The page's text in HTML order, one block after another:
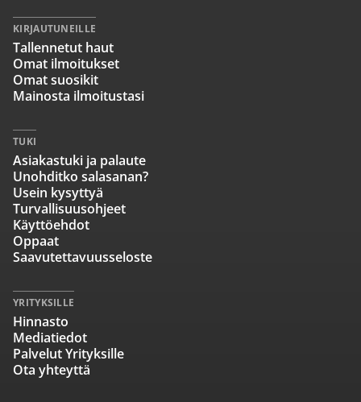
KIRJAUTUNEILLE
Tallennetut haut
Omat ilmoitukset
Omat suosikit
Mainosta ilmoitustasi
TUKI
Asiakastuki ja palaute
Unohditko salasanan?
Usein kysyttyä
Turvallisuusohjeet
Käyttöehdot
Oppaat
Saavutettavuusseloste
YRITYKSILLE
Hinnasto
Mediatiedot
Palvelut Yrityksille
Ota yhteyttä